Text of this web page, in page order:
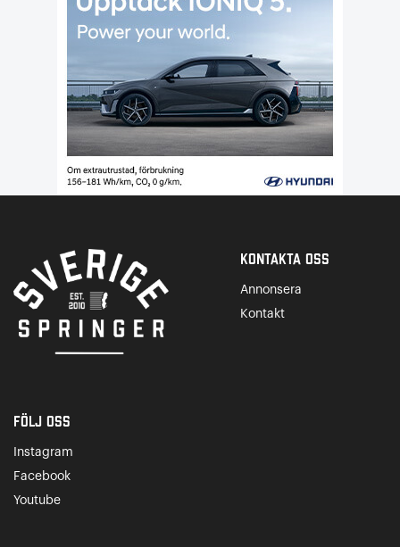
Kontakta Oss
Annonsera
Kontakt
Följ oss
Instagram
Facebook
Youtube